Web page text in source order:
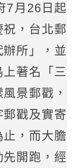
7月26日起
，台北郵
所」，並
著名「三
景郵戳，
戳及實寄
，而大膽
開跑，經